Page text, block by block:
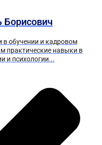
Борисович
в обучении и кадровом
практические навыки в
и психологии...